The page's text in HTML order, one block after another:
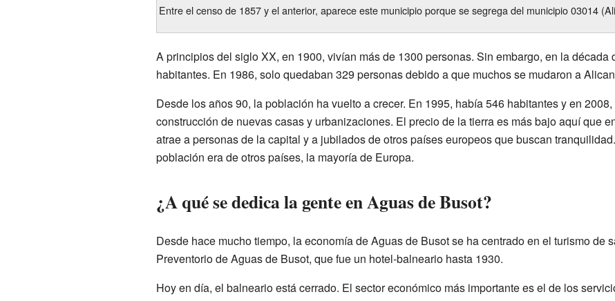
Entre el censo de 1857 y el anterior, aparece este municipio porque se segrega del municipio 03014
A principios del siglo XX, en 1900, vivían más de 1300 personas. Sin embargo, en la
habitantes. En 1986, solo quedaban 329 personas debido a que muchos se mudaron a
Desde los años 90, la población ha vuelto a crecer. En 1995, había 546 habitantes y en
construcción de nuevas casas y urbanizaciones. El precio de la tierra es más bajo aquí que
atrae a personas de la capital y a jubilados de otros países europeos que buscan
población era de otros países, la mayoría de Europa.
¿A qué se dedica la gente en Aguas de Busot?
Desde hace mucho tiempo, la economía de Aguas de Busot se ha centrado en el turismo de
Preventorio de Aguas de Busot, que fue un hotel-balneario hasta 1930.
Hoy en día, el balneario está cerrado. El sector económico más importante es el de los